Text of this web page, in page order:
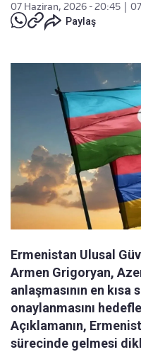
07 Haziran, 2026 - 20:45
Paylaş
Ermenistan Ulusal
Armen Grigoryan,
anlaşmasının en
onaylanmasını
Açıklamanın,
sürecinde gelmesi